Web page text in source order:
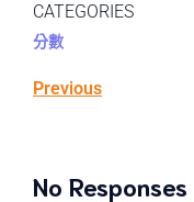
CATEGORIES
分數
Previous
No Responses